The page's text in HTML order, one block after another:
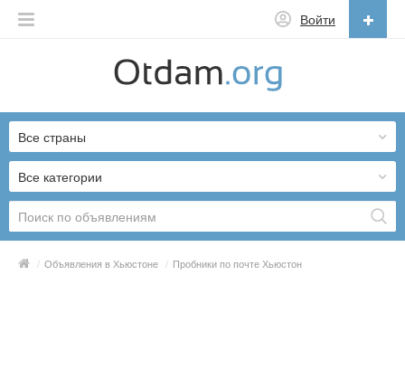
Войти
English
Русский
Українська
Все категории
Все страны
/ Объявления в Хьюстоне / Пробники по почте Хьюстон